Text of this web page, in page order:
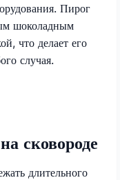
Пирог
шоколадным
что делает его
случая.
сковороде
длительного